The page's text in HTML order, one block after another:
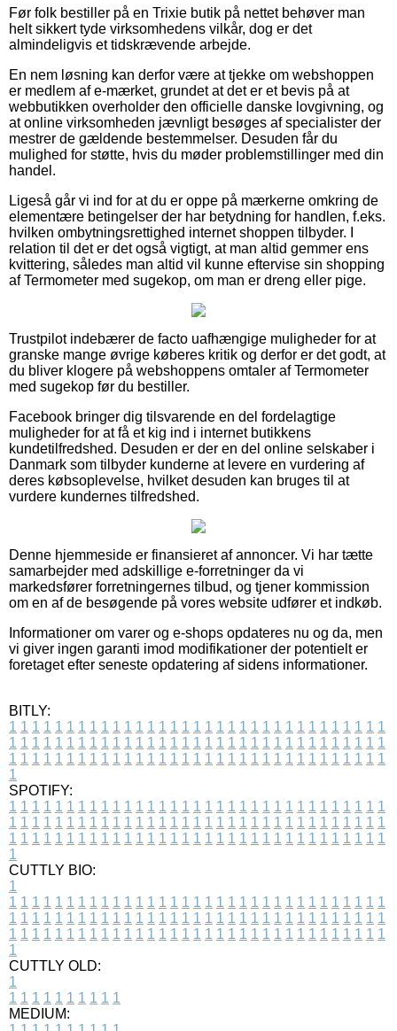
Før folk bestiller på en Trixie butik på nettet behøver man
helt sikkert tyde virksomhedens vilkår, dog er det
almindeligvis et tidskrævende arbejde.
En nem løsning kan derfor være at tjekke om webshoppen
er medlem af e-mærket, grundet at det er et bevis på at
webbutikken overholder den officielle danske lovgivning, og
at online virksomheden jævnligt besøges af specialister der
mestrer de gældende bestemmelser. Desuden får du
mulighed for støtte, hvis du møder problemstillinger med din
handel.
Ligeså går vi ind for at du er oppe på mærkerne omkring de
elementære betingelser der har betydning for handlen, f.eks.
hvilken ombytningsrettighed internet shoppen tilbyder. I
relation til det er det også vigtigt, at man altid gemmer ens
kvittering, således man altid vil kunne eftervise sin shopping
af Termometer med sugekop, om man er dreng eller pige.
Trustpilot indebærer de facto uafhængige muligheder for at
granske mange øvrige køberes kritik og derfor er det godt, at
du bliver klogere på webshoppens omtaler af Termometer
med sugekop før du bestiller.
Facebook bringer dig tilsvarende en del fordelagtige
muligheder for at få et kig ind i internet butikkens
kundetilfredshed. Desuden er der en del online selskaber i
Danmark som tilbyder kunderne at levere en vurdering af
deres købsoplevelse, hvilket desuden kan bruges til at
vurdere kundernes tilfredshed.
Denne hjemmeside er finansieret af annoncer. Vi har tætte
samarbejder med adskillige e-forretninger da vi
markedsfører forretningernes tilbud, og tjener kommission
om en af de besøgende på vores website udfører et indkøb.
Informationer om varer og e-shops opdateres nu og da, men
vi giver ingen garanti imod modifikationer der potentielt er
foretaget efter seneste opdatering af sidens informationer.
BITLY:
1 1 1 1 1 1 1 1 1 1 1 1 1 1 1 1 1 1 1 1 1 1 1 1 1 1 1 1 1 1 1 1 1
1 1 1 1 1 1 1 1 1 1 1 1 1 1 1 1 1 1 1 1 1 1 1 1 1 1 1 1 1 1 1 1 1
1 1 1 1 1 1 1 1 1 1 1 1 1 1 1 1 1 1 1 1 1 1 1 1 1 1 1 1 1 1 1 1 1
1
SPOTIFY:
1 1 1 1 1 1 1 1 1 1 1 1 1 1 1 1 1 1 1 1 1 1 1 1 1 1 1 1 1 1 1 1 1
1 1 1 1 1 1 1 1 1 1 1 1 1 1 1 1 1 1 1 1 1 1 1 1 1 1 1 1 1 1 1 1 1
1 1 1 1 1 1 1 1 1 1 1 1 1 1 1 1 1 1 1 1 1 1 1 1 1 1 1 1 1 1 1 1 1
1
CUTTLY BIO:
1
1 1 1 1 1 1 1 1 1 1 1 1 1 1 1 1 1 1 1 1 1 1 1 1 1 1 1 1 1 1 1 1 1
1 1 1 1 1 1 1 1 1 1 1 1 1 1 1 1 1 1 1 1 1 1 1 1 1 1 1 1 1 1 1 1 1
1 1 1 1 1 1 1 1 1 1 1 1 1 1 1 1 1 1 1 1 1 1 1 1 1 1 1 1 1 1 1 1 1
1
CUTTLY OLD:
1
1 1 1 1 1 1 1 1 1 1
MEDIUM: